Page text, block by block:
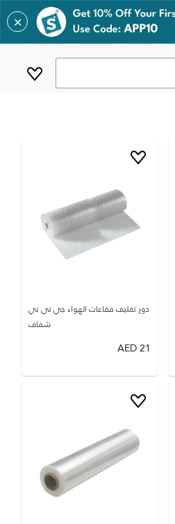
✕
دور تغليف فقاعات الهواء جي تي تي
شفاف
21
AED